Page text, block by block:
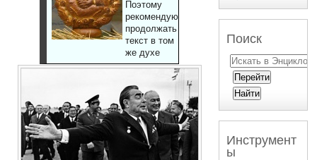
Поэтому
рекомендуют
продолжать
текст в том
же духе
Поиск
Инструмент
ы